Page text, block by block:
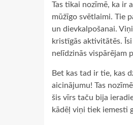
Tas tikai nozīmē, ka ir
mūžīgo svētlaimi. Tie
un dievkalpošanai.
kristīgās aktivitātēs.
nelīdzinās vispārējam
Bet kas tad ir tie, kas
aicinājumu! Tas
šis vīrs taču bija
kādēļ viņi tiek iemesti